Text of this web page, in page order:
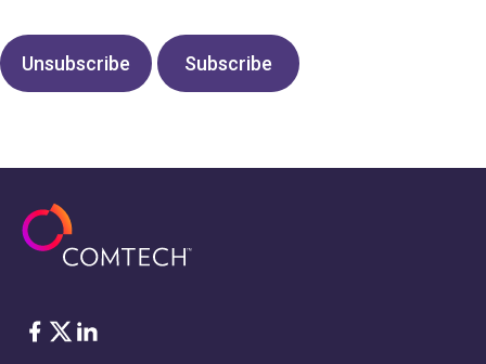
Facebook
Twitter
LinkedIn